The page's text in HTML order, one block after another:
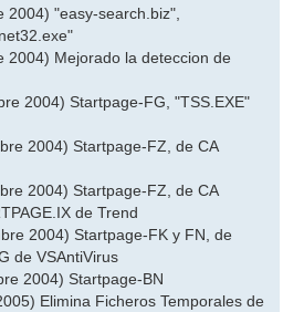
2004) "easy-search.biz",
2004) Mejorado la deteccion de
2004) Startpage-FG, "TSS.EXE"
2004) Startpage-FZ, de CA
2004) Startpage-FZ, de CA
de Trend
2004) Startpage-FK y FN, de
de VSAntiVirus
2004) Startpage-BN
Elimina Ficheros Temporales de